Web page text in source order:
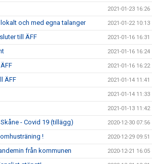
2021-01-23 16:26
och med egna talanger 2021-01-22 10:13
till ÄFF 2021-01-16 16:31
2021-01-16 16:24
2021-01-16 16:22
ÄFF 2021-01-14 11:41
2021-01-14 11:33
2021-01-13 11:42
- Covid 19 (tillägg) 2020-12-30 07:56
! 2020-12-29 09:51
från kommunen 2020-12-21 16:05